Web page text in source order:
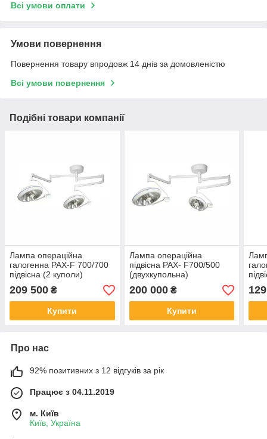
Всі умови оплати
Умови повернення
Повернення товару впродовж 14 днів за домовленістю
Всі умови повернення
Подібні товари компанії
Лампа операційна
галогенна PAX-F 700/700
підвісна (2 куполи)
209 500 ₴
Купити
Лампа операційна
підвісна PAX- F700/500
(двухкупольна)
200 000₴
Купити
Про нас
92% позитивних з 12 відгуків за рік
Працює з 04.11.2019
м. Київ
Київ, Україна